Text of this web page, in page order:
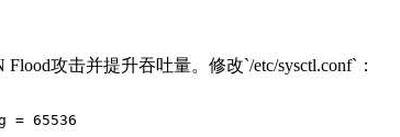
攻击并提升吞吐量。修改`/etc/sysctl.conf`：
= 65536